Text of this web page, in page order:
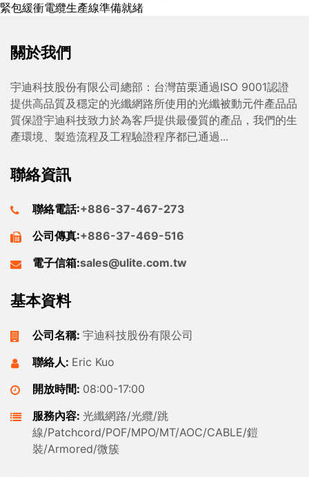
緊包緩衝電纜生產線準備就緒
關於我們
宇迪科技股份有限公司總部：台灣苗栗通過ISO 9001認證
提供高品質及穩定的光纖網路所使用的光纖被動元件產品品
質保證宇迪科技致力於為客戶提供最優質的產品，我們的生
產環境、製造流程及工程驗證程序都已通過...
聯絡資訊
聯絡電話:+886-37-467-273
公司傳真:+886-37-469-516
電子信箱:sales@ulite.com.tw
基本資料
公司名稱: 宇迪科技股份有限公司
聯絡人: Eric Kuo
開放時間: 08:00-17:00
服務內容: 光纖網路/光纜/跳
線/Patchcord/POF/MPO/MT/AOC/CABLE/鎧
裝/Armored/微簇